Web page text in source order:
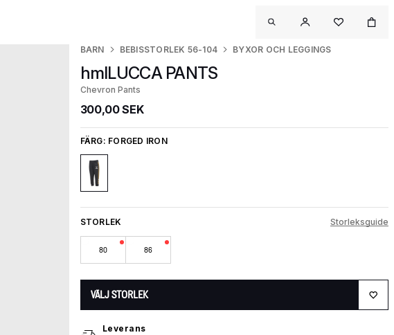
BARN BEBISSTORLEK 56-104 BYXOR OCH LEGGINGS
hmlLUCCA PANTS
Chevron Pants
300,00 SEK
FÄRG: FORGED IRON
STORLEK Storleksguide
80 86
VÄLJ STORLEK
Leverans